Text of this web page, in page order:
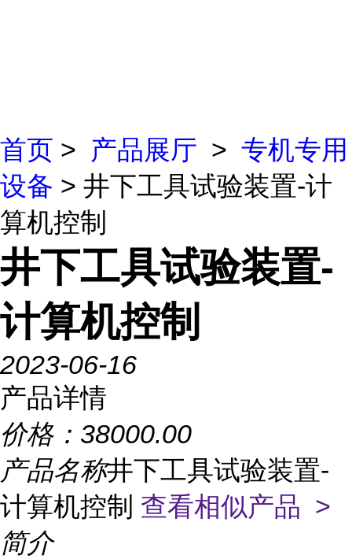
首页 > 产品展厅 > 专机专用
设备 > 井下工具试验装置-计
算机控制
井下工具试验装置-
计算机控制
2023-06-16
产品详情
价格： 38000.00
产品名称井下工具试验装置-
计算机控制 查看相似产品 >
简介